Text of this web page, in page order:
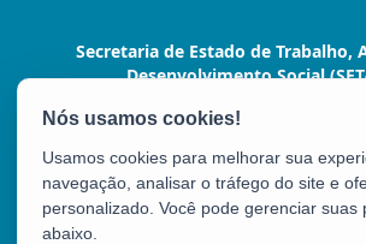
Secretaria de Estado de Trabalho,
Desenvolvimento Social
Rua Dr. João Carlos Souza, nº 107,
CEP: 29057-530 - Vitória /
Tel.: 3636-6823
Usamos cookies para melhorar sua
navegação, analisar o tráfego do site e
personalizado. Você pode gerenciar suas
abaixo.